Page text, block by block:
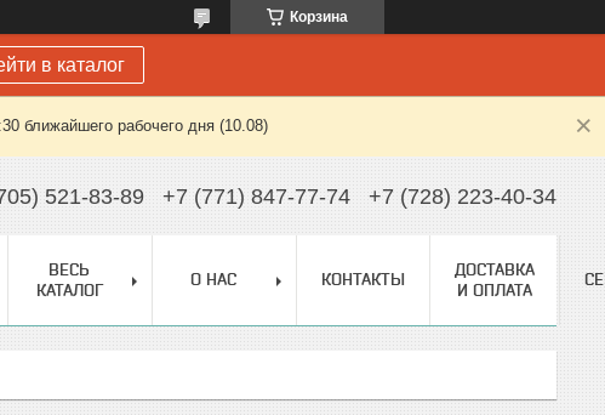
Корзина
в каталог
ближайшего рабочего дня (10.08)
521-83-89 +7 (771) 847-77-74 +7 (728) 223-40-34
ВЕСЬ
КАТАЛОГ
О НАС КОНТАКТЫ
ДОСТАВКА
И ОПЛАТА